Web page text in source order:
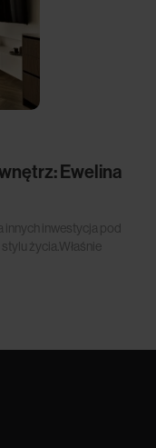
Ewelina
innych inwestycja pod
życia.Właśnie